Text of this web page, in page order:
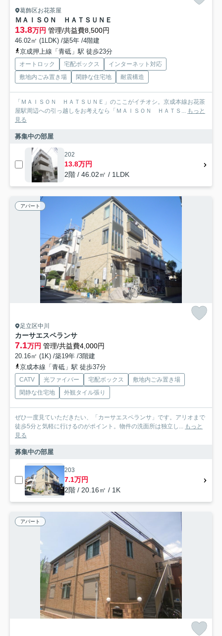
葛飾区お花茶屋
ＭＡＩＳＯＮ ＨＡＴＳＵＮＥ
13.8万円 管理/共益費8,500円
46.02㎡ (1LDK) /築5年 /4階建
京成押上線「青砥」駅 徒歩23分
オートロック 宅配ボックス
インターネット対応
敷地内ごみ置き場
閑静な住宅地 耐震構造
「ＭＡＩＳＯＮ ＨＡＴＳＵＮＥ」のここがイチオシ。京成本線お花茶
屋駅周辺への引っ越しをお考えなら「ＭＡＩＳＯＮ ＨＡＴＳ... もっと
見る
募集中の部屋
202
13.8万円
2階 / 46.02㎡ / 1LDK
アパート
足立区中川
カーサエスペランサ
7.1万円 管理/共益費4,000円
20.16㎡ (1K) /築19年 /3階建
京成本線「青砥」駅 徒歩37分
CATV 光ファイバー 宅配ボックス
敷地内ごみ置き場
閑静な住宅地
外観タイル張り
ぜひ一度見ていただきたい、「カーサエスペランサ」です。アリオまで
徒歩5分と気軽に行けるのがポイント。物件の洗面所は独立し... もっと
見る
募集中の部屋
203
7.1万円
2階 / 20.16㎡ / 1K
アパート